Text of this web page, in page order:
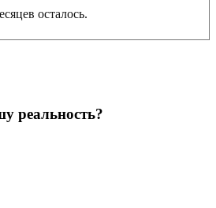
осталось.
реальность?